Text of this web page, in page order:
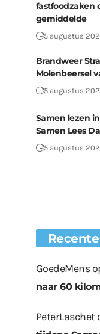
fastfoodzaken
gemiddelde
5 augustus
Brandweer
Molenbeersel
5 augustus
Samen lezen
Samen Lees
5 augustus
GoedeMens
naar 60
PeterLaschet